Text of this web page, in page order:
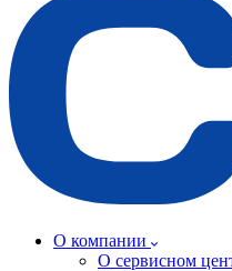
О компании
О сервисном